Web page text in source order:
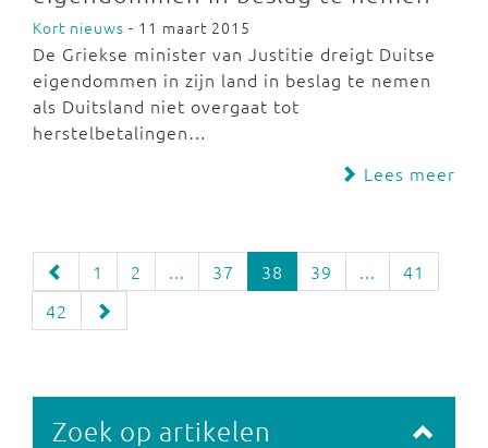
Kort nieuws - 11 maart 2015
De Griekse minister van Justitie dreigt Duitse
eigendommen in zijn land in beslag te nemen
als Duitsland niet overgaat tot
herstelbetalingen…
Lees meer
1 2 ... 37 38 39 ...
41
42
Zoek op artikelen